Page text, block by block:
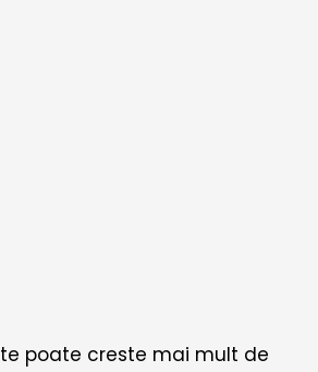
poate creste mai mult de